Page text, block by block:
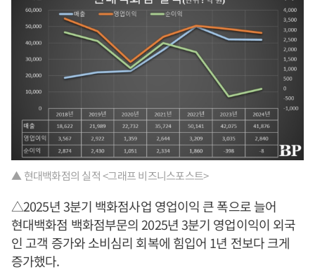
▲ 현대백화점의 실적 <그래프 비즈니스포스트>
△2025년 3분기 백화점사업 영업이익 큰 폭으로 늘어
현대백화점 백화점부문의 2025년 3분기 영업이익이 외국
인 고객 증가와 소비심리 회복에 힘입어 1년 전보다 크게
증가했다.